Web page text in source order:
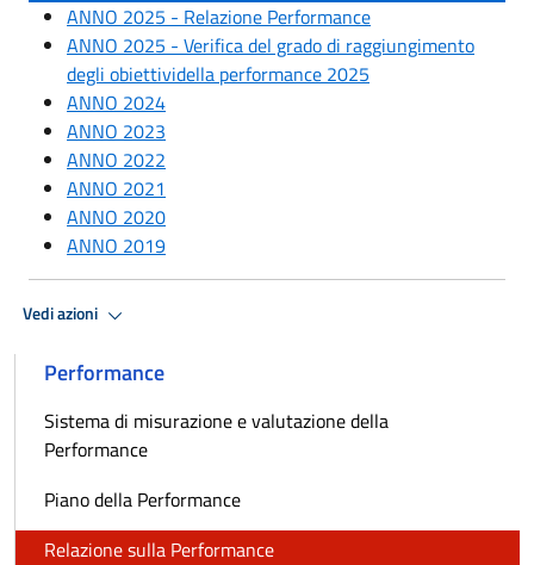
ANNO 2025 - Relazione Performance
ANNO 2025 - Verifica del grado di raggiungimento
degli obiettividella performance 2025
ANNO 2024
ANNO 2023
ANNO 2022
ANNO 2021
ANNO 2020
ANNO 2019
Vedi azioni
Performance
Sistema di misurazione e valutazione della
Performance
Piano della Performance
Relazione sulla Performance